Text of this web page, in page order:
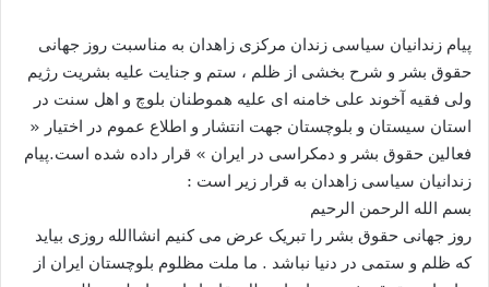
پیام زندانیان سیاسی زندان مرکزی زاهدان به مناسبت روز جهانی
حقوق بشر و شرح بخشی از ظلم ، ستم و جنایت علیه بشریت رژیم
ولی فقیه آخوند علی خامنه ای علیه هموطنان بلوچ و اهل سنت در
استان سیستان و بلوچستان جهت انتشار و اطلاع عموم در اختیار «
فعالین حقوق بشر و دمکراسی در ایران » قرار داده شده است.پیام
زندانیان سیاسی زاهدان به قرار زیر است :
بسم الله الرحمن الرحیم
روز جهانی حقوق بشر را تبریک عرض می کنیم انشاالله روزی بیاید
که ظلم و ستمی در دنیا نباشد . ما ملت مظلوم بلوچستان ایران از